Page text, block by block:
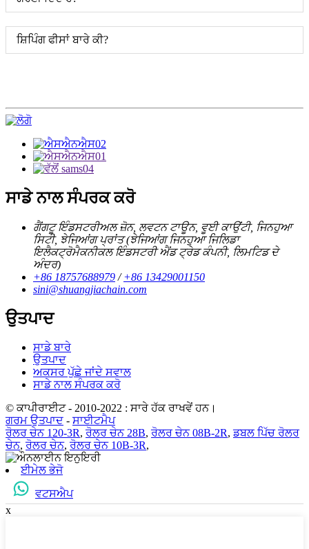
ਸ਼ਿਪਿੰਗ ਫੀਸਾਂ ਬਾਰੇ ਕੀ?
ਸਾਡੇ ਨਾਲ ਸੰਪਰਕ ਕਰੋ
ਗੈਂਗਟੂ ਇੰਡਸਟਰੀਅਲ ਜ਼ੋਨ, ਲਵਟਨ ਟਾਊਨ, ਵੂਈ ਕਾਉਂਟੀ, ਜਿਨਹੁਆ
ਸਿਟੀ, ਝੇਜਿਆਂਗ ਪ੍ਰਾਂਤ (ਝੇਜਿਆਂਗ ਜਿਨਹੁਆ ਜਿਲਿਡਾ
ਇਲੈਕਟ੍ਰੋਮੈਕਨੀਕਲ ਇੰਡਸਟਰੀ ਐਂਡ ਟ੍ਰੇਡ ਕੰਪਨੀ, ਲਿਮਟਿਡ ਦੇ
ਅੰਦਰ)
+86 18757688979 /+86 13429001150
sini@shuangjiachain.com
ਉਤਪਾਦ
ਸਾਡੇ ਬਾਰੇ
ਉਤਪਾਦ
ਅਕਸਰ ਪੁੱਛੇ ਜਾਂਦੇ ਸਵਾਲ
ਸਾਡੇ ਨਾਲ ਸੰਪਰਕ ਕਰੋ
© ਕਾਪੀਰਾਈਟ - 2010-2022 : ਸਾਰੇ ਹੱਕ ਰਾਖਵੇਂ ਹਨ।
ਗਰਮ ਉਤਪਾਦ - ਸਾਈਟਮੈਪ
ਰੋਲਰ ਚੇਨ 120-3R, ਰੋਲਰ ਚੇਨ 28B, ਰੋਲਰ ਚੇਨ 08B-2R,ਡਬਲ ਪਿੱਚ ਰੋਲਰ
ਚੇਨ, ਰੋਲਰ ਚੇਨ, ਰੋਲਰ ਚੇਨ 10B-3R,
ਈਮੇਲ ਭੇਜੋ
ਵਟਸਐਪ
x